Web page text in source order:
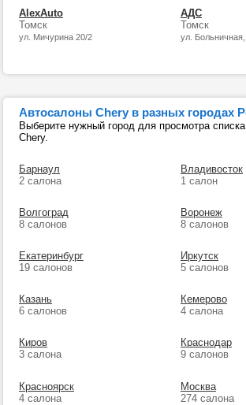
AlexAuto
Томск
ул. Мичурина 20/2
АДС
Томск
ул.
Автосалоны Chery в разных городах
Выберите нужный город для просмотра
Chery.
Барнаул
2 салона
Владивосток
1 салон
Волгоград
8 салонов
Воронеж
8 салонов
Екатеринбург
19 салонов
Иркутск
5 салонов
Казань
6 салонов
Кемерово
4 салона
Киров
3 салона
Краснодар
9 салонов
Красноярск
4 салона
Москва
274 салона